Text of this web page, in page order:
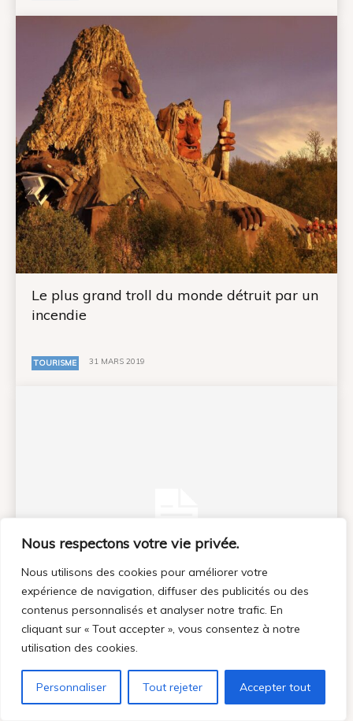
Nous respectons votre vie privée.
Nous utilisons des cookies pour améliorer votre
expérience de navigation, diffuser des publicités ou des
contenus personnalisés et analyser notre trafic. En
cliquant sur « Tout accepter », vous consentez à notre
utilisation des cookies.
Personnaliser Tout rejeter Accepter tout
Le plus grand troll du monde détruit par un
incendie
TOURISME 31 MARS 2019
falaise Preikestolen